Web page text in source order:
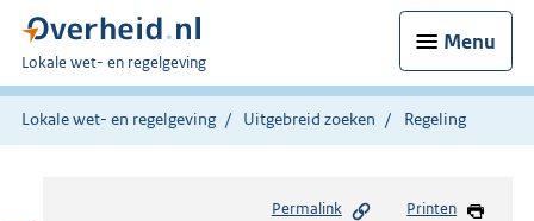
Menu
U
bent
hier:
Lokale wet- en regelgeving
Lokale wet- en regelgeving Uitgebreid zoeken Regeling
Permalink Printen